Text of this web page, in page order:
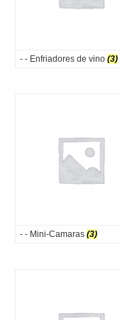
- - Enfriadores de vino(3)
- - Mini-Camaras(3)